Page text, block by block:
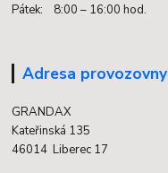
Pátek: 8:00 – 16:00 hod.
Adresa provozovny
GRANDAX
Kateřinská 135
46014 Liberec 17